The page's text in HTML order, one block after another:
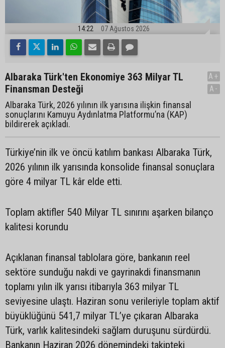
14:22 07 Ağustos 2026
Albaraka Türk'ten Ekonomiye 363 Milyar TL
Finansman Desteği
Albaraka Türk, 2026 yılının ilk yarısına ilişkin finansal
sonuçlarını Kamuyu Aydınlatma Platformu’na (KAP)
bildirerek açıkladı.
A+
A-
Türkiye’nin ilk ve öncü katılım bankası Albaraka Türk,
2026 yılının ilk yarısında konsolide finansal sonuçlara
göre 4 milyar TL kâr elde etti.
Toplam aktifler 540 Milyar TL sınırını aşarken bilanço
kalitesi korundu
Açıklanan finansal tablolara göre, bankanın reel
sektöre sunduğu nakdi ve gayrinakdi finansmanın
toplamı yılın ilk yarısı itibarıyla 363 milyar TL
seviyesine ulaştı. Haziran sonu verileriyle toplam aktif
büyüklüğünü 541,7 milyar TL’ye çıkaran Albaraka
Türk, varlık kalitesindeki sağlam duruşunu sürdürdü.
Bankanın Haziran 2026 dönemindeki takipteki